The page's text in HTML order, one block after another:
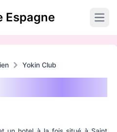
Espagne
Yokin Club